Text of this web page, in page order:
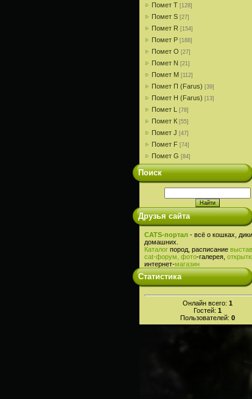
Помет T [128]
Помет S [27]
Помет R [154]
Помет P [188]
Помет О [27]
Помет N [21]
Помет M [112]
Помет П (Farus) [39]
Помет Н (Farus) [13]
Помет L [78]
Помет К [55]
Помет J [47]
Помет F [74]
Помет G [84]
Поиск
Друзья сайта
CATS-портал - всё о кошках,
домашних.
Каталог пород, расписание
cat-форум, фото-галерея,
интернет-магазин
Статистика
Онлайн всего: 1
Гостей: 1
Пользователей: 0